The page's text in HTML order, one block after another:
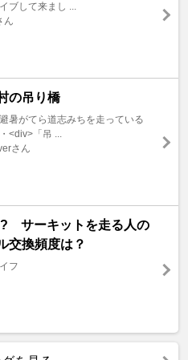
ブして来まし ...
ん
の吊り橋
暑がてら道志みちを走っている
<div>「吊 ...
さん
サーキットを走る人の
交換頻度は？
フ